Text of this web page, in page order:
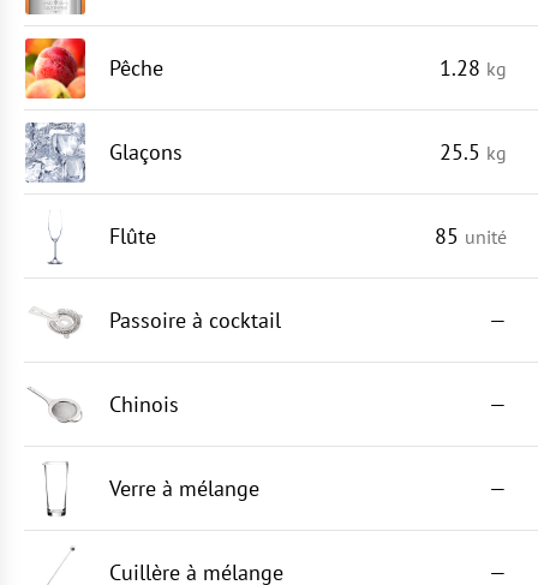
Pêche 1.28 kg
Glaçons 25.5 kg
Flûte 85 unité
Passoire à cocktail —
Chinois —
Verre à mélange —
Cuillère à mélange —